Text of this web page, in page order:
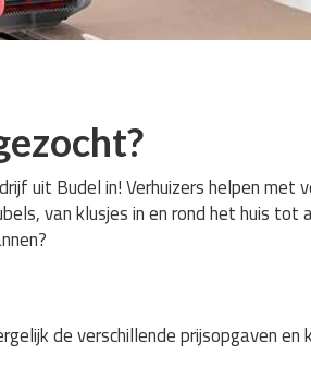
uit Budel in! Verhuizers helpen met
van klusjes in en rond het huis tot
de verschillende prijsopgaven en